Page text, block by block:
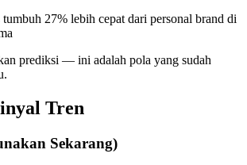
27% lebih cepat dari personal brand di
prediksi — ini adalah pola yang sudah
Tren
Sekarang)